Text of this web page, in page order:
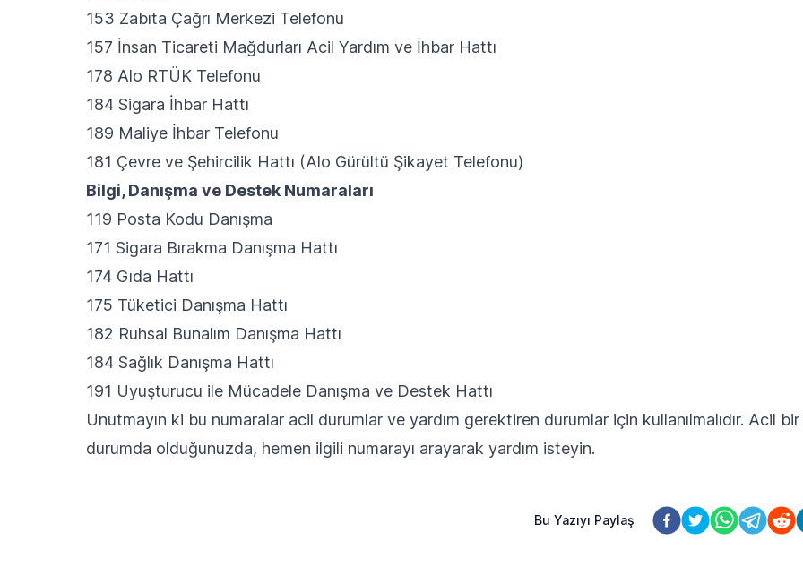
153 Zabıta Çağrı Merkezi Telefonu
157 İnsan Ticareti Mağdurları Acil Yardım ve İhbar Hattı
178 Alo RTÜK Telefonu
184 Sigara İhbar Hattı
189 Maliye İhbar Telefonu
181 Çevre ve Şehircilik Hattı (Alo Gürültü Şikayet Telefonu)
Bilgi, Danışma ve Destek Numaraları
119 Posta Kodu Danışma
171 Sigara Bırakma Danışma Hattı
174 Gıda Hattı
175 Tüketici Danışma Hattı
182 Ruhsal Bunalım Danışma Hattı
184 Sağlık Danışma Hattı
191 Uyuşturucu ile Mücadele Danışma ve Destek Hattı
Unutmayın ki bu numaralar acil durumlar ve yardım gerektiren durumlar için kullanılmalıdır. Acil bir
durumda olduğunuzda, hemen ilgili numarayı arayarak yardım isteyin.
Bu Yazıyı Paylaş